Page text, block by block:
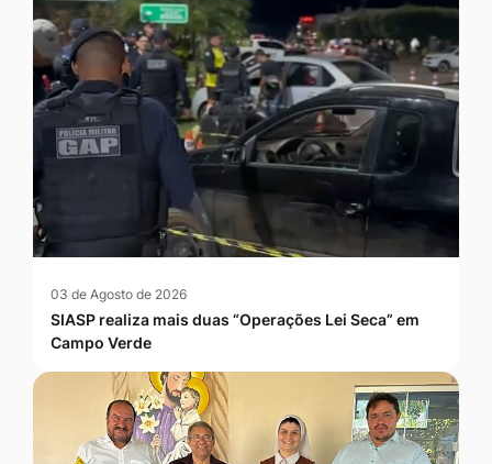
03 de Agosto de 2026
SIASP realiza mais duas “Operações Lei Seca” em
Campo Verde